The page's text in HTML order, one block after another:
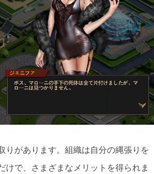
りがあります。組織は自分の縄張りを
けで、さまざまなメリットを得られま